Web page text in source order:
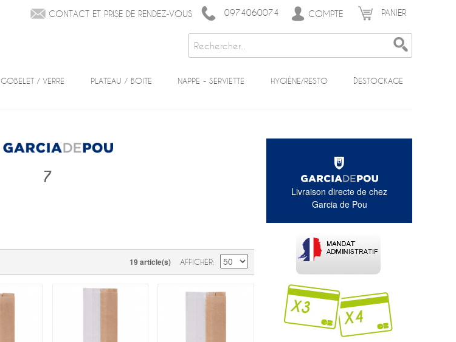
CONTACT ET PRISE DE RENDEZ-VOUS 0974060074 COMPTE PANIER
GOBELET / VERRE PLATEAU / BOITE NAPPE - SERVIETTE HYGIÈNE/RESTO DESTOCKAGE
7
19 article(s) AFFICHER
Livraison directe de chez
Garcia de Pou